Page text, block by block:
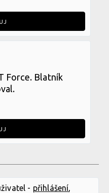
Force. Blatník
- přihlášení,